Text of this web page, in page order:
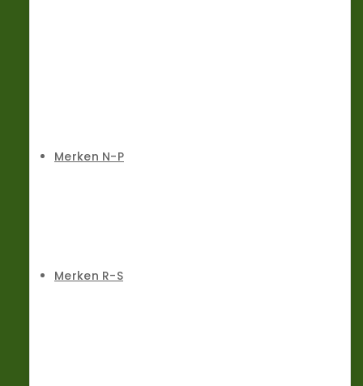
Merken N-P
Merken R-S